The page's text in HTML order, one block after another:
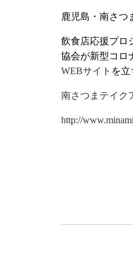
鹿児島・南さつ
飲食店応援プロ
協会が新型コロ
WEBサイト を立
南さつまテイク
http://